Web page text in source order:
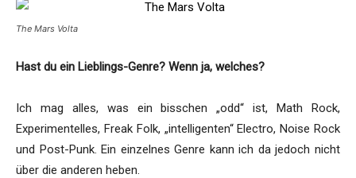
The Mars Volta
Hast du ein Lieblings-Genre? Wenn ja, welches?
Ich mag alles, was ein bisschen „odd“ ist, Math Rock,
Experimentelles, Freak Folk, „intelligenten“ Electro, Noise Rock
und Post-Punk. Ein einzelnes Genre kann ich da jedoch nicht
über die anderen heben.